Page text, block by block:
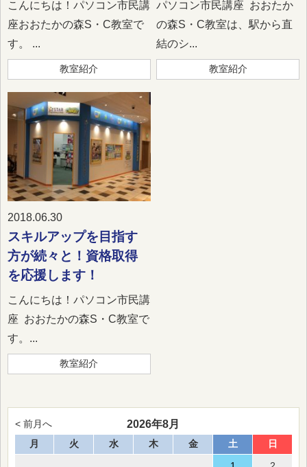
こんにちは！パソコン市民講
座おおたかの森S・C教室で
す。 ...
教室紹介
パソコン市民講座 おおたか
の森S・C教室は、駅から直
結のシ...
教室紹介
2018.06.30
スキルアップを目指す
方が続々と！資格取得
を応援します！
こんにちは！パソコン市民講
座 おおたかの森S・C教室で
す。...
教室紹介
< 前月へ 2026年8月
月 火 水 木 金 土 日